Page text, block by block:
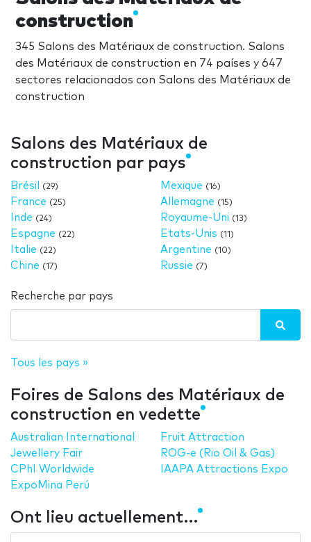
construction
345 Salons des Matériaux de construction. Salons
des Matériaux de construction en 74 países y 647
sectores relacionados con Salons des Matériaux de
construction
Salons des Matériaux de
construction par pays
Brésil (29)
France (25)
Inde (24)
Espagne (22)
Italie (22)
Chine (17)
Mexique (16)
Allemagne (15)
Royaume-Uni (13)
Etats-Unis (11)
Argentine (10)
Russie (7)
Recherche par pays
Tous les pays »
Foires de Salons des Matériaux de
construction en vedette
Australian International
Jewellery Fair
CPhI Worldwide
ExpoMina Perú
Fruit Attraction
ROG-e (Rio Oil & Gas)
IAAPA Attractions Expo
Ont lieu actuellement…